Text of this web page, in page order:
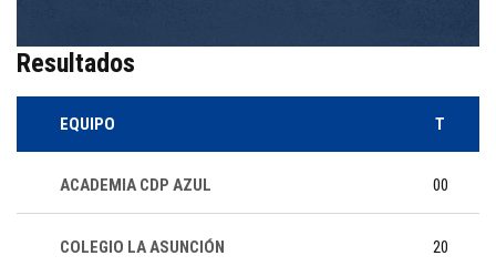
Resultados
EQUIPO T
ACADEMIA CDP AZUL 00
COLEGIO LA ASUNCIÓN 20